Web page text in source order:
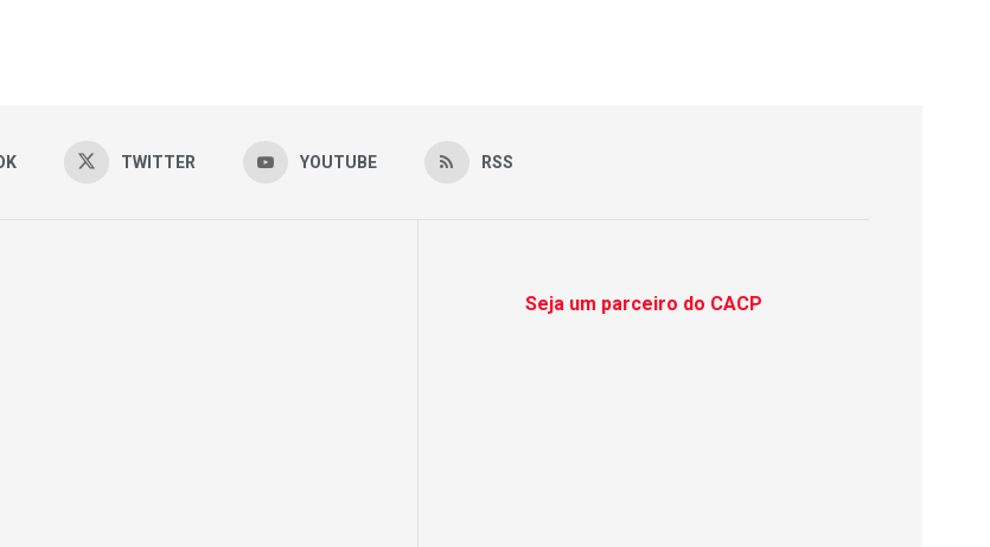
TWITTER YOUTUBE RSS
Seja um parceiro do CACP